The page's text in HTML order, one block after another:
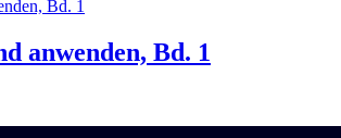
anwenden, Bd. 1